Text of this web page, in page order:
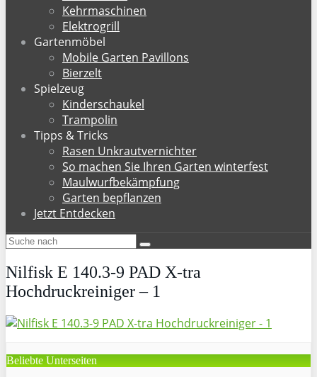
Kehrmaschinen
Elektrogrill
Gartenmöbel
Mobile Garten Pavillons
Bierzelt
Spielzeug
Kinderschaukel
Trampolin
Tipps & Tricks
Rasen Unkrautvernichter
So machen Sie Ihren Garten winterfest
Maulwurfbekämpfung
Garten bepflanzen
Jetzt Entdecken
Nilfisk E 140.3-9 PAD X-tra
Hochdruckreiniger – 1
Beliebte Unterseiten